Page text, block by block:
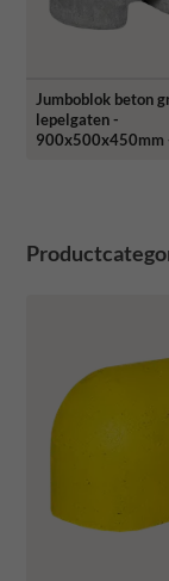
Jumboblok beton
lepelgaten -
900x500x450mm